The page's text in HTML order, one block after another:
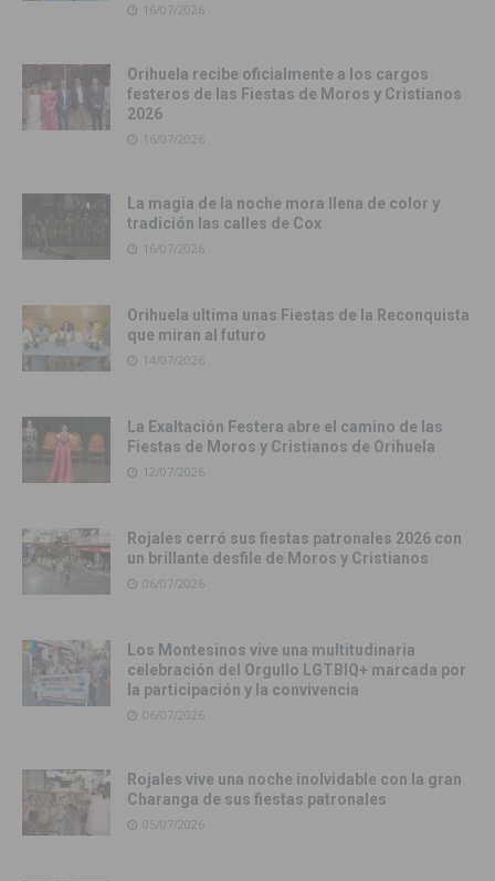
16/07/2026
Orihuela recibe oficialmente a los cargos
festeros de las Fiestas de Moros y Cristianos
2026
16/07/2026
La magia de la noche mora llena de color y
tradición las calles de Cox
16/07/2026
Orihuela ultima unas Fiestas de la Reconquista
que miran al futuro
14/07/2026
La Exaltación Festera abre el camino de las
Fiestas de Moros y Cristianos de Orihuela
12/07/2026
Rojales cerró sus fiestas patronales 2026 con
un brillante desfile de Moros y Cristianos
06/07/2026
Los Montesinos vive una multitudinaria
celebración del Orgullo LGTBIQ+ marcada por
la participación y la convivencia
06/07/2026
Rojales vive una noche inolvidable con la gran
Charanga de sus fiestas patronales
05/07/2026